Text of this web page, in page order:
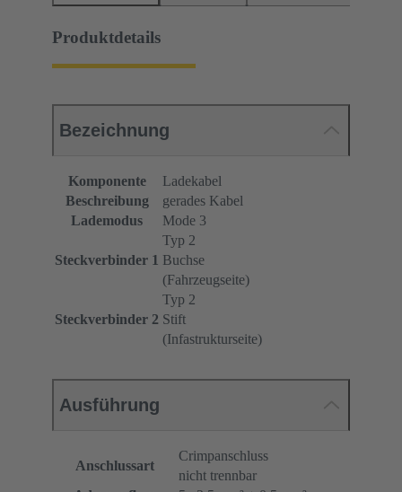
Produktdetails
Bezeichnung
Komponente
Ladekabel
Beschreibung
gerades Kabel
Lademodus
Mode 3
Steckverbinder 1
Typ 2
Buchse
(Fahrzeugseite)
Steckverbinder 2
Typ 2
Stift
(Infastrukturseite)
Ausführung
Anschlussart
Crimpanschluss
nicht trennbar